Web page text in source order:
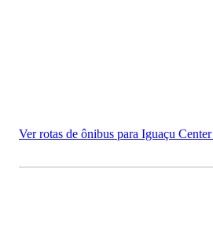
Ver rotas de ônibus para Iguaçu Center